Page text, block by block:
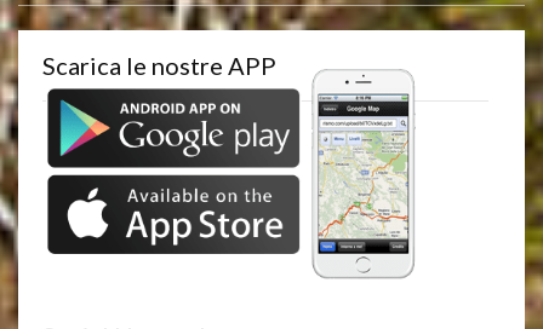
Scarica le nostre APP